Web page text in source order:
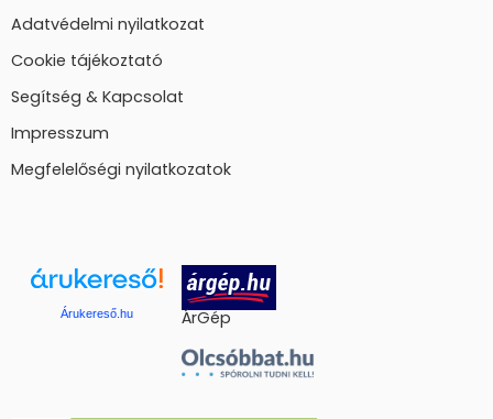
Adatvédelmi nyilatkozat
Cookie tájékoztató
Segítség & Kapcsolat
Impresszum
Megfelelőségi nyilatkozatok
Árukereső.hu ÁrGép